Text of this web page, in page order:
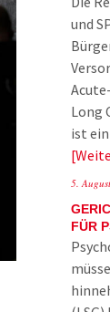
und
Long
ist
5.
FÜR